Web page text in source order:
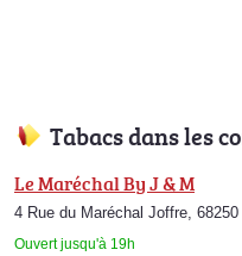
Tabacs dans les
Le Maréchal By J & M
4 Rue du Maréchal Joffre,
Ouvert jusqu'à 19h